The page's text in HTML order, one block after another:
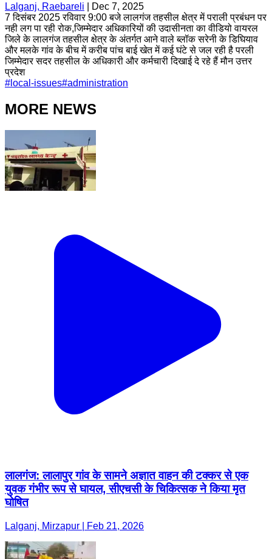
Lalganj, Raebareli
Dec 7, 2025
7 दिसंबर 2025 रविवार 9:00 बजे लालगंज तहसील क्षेत्र में पराली प्रबंधन पर
नही लग पा रही रोक,जिम्मेदार अधिकारियों की उदासीनता का वीडियो वायरल
जिले के लालगंज तहसील क्षेत्र के अंतर्गत आने वाले ब्लॉक सरेनी के डिघियाव
और मलके गांव के बीच में करीब पांच बाई खेत में कई घंटे से जल रही है परली
जिम्मेदार सदर तहसील के अधिकारी और कर्मचारी दिखाई दे रहे हैं मौन उत्तर
प्रदेश
# local-issues#administration
MORE NEWS
लालगंज: लालापुर गांव के सामने अज्ञात वाहन की टक्कर से एक
युवक गंभीर रूप से घायल, सीएचसी के चिकित्सक ने किया मृत
घोषित
Lalganj, Mirzapur | Feb 21, 2026